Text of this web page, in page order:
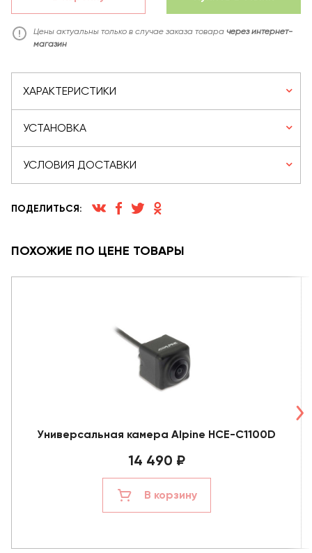
Цены актуальны только в случае заказа товара через интернет-
магазин
ХАРАКТЕРИСТИКИ
УСТАНОВКА
УСЛОВИЯ ДОСТАВКИ
ПОДЕЛИТЬСЯ:
ПОХОЖИЕ ПО ЦЕНЕ ТОВАРЫ
Универсальная камера Alpine HCE-C1100D
14 490 ₽
В корзину